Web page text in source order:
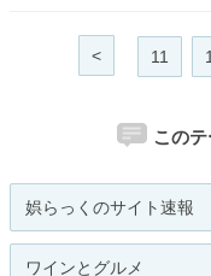
< 11
この
娯らっくのサイト速報
ワインとグルメ